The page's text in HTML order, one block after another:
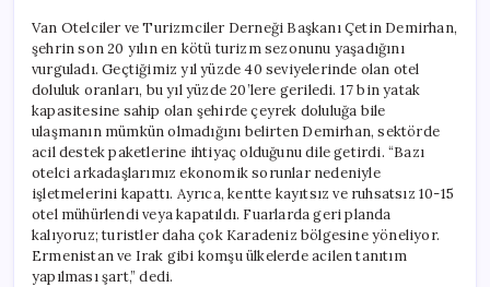
Van Otelciler ve Turizmciler Derneği Başkanı Çetin Demirhan,
şehrin son 20 yılın en kötü turizm sezonunu yaşadığını
vurguladı. Geçtiğimiz yıl yüzde 40 seviyelerinde olan otel
doluluk oranları, bu yıl yüzde 20’lere geriledi. 17 bin yatak
kapasitesine sahip olan şehirde çeyrek doluluğa bile
ulaşmanın mümkün olmadığını belirten Demirhan, sektörde
acil destek paketlerine ihtiyaç olduğunu dile getirdi. “Bazı
otelci arkadaşlarımız ekonomik sorunlar nedeniyle
işletmelerini kapattı. Ayrıca, kentte kayıtsız ve ruhsatsız 10-15
otel mühürlendi veya kapatıldı. Fuarlarda geri planda
kalıyoruz; turistler daha çok Karadeniz bölgesine yöneliyor.
Ermenistan ve Irak gibi komşu ülkelerde acilen tanıtım
yapılması şart,” dedi.